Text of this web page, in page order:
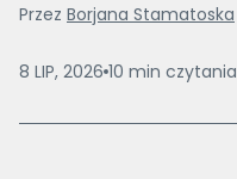
Przez Borjana Stamatoska
8 LIP, 2026 10 min czytania